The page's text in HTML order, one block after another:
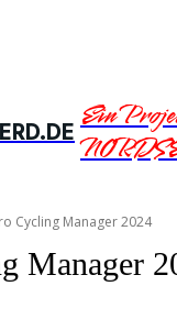
Ein
Cycling Manager 2024
Manager